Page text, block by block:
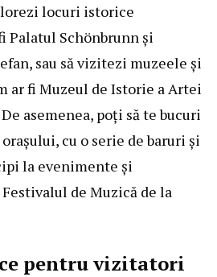
locuri istorice
Palatul Schönbrunn și
sau să vizitezi muzeele și
ar fi Muzeul de Istorie a Artei
asemenea, poți să te bucuri
cu o serie de baruri și
la evenimente și
de Muzică de la
pentru vizitatori